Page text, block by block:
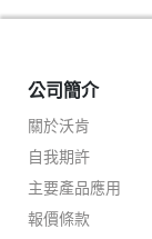
公司簡介
關於沃肯
自我期許
主要產品應用
報價條款